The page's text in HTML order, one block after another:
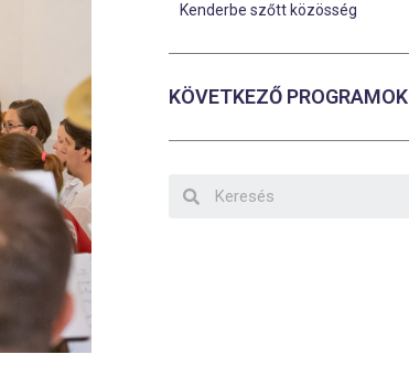
Kenderbe szőtt közösség
KÖVETKEZŐ PROGRAMOK